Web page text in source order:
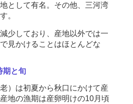
として有名。その他、三河湾
。
少しており、産地以外では一
見かけることはほとんどな
期と旬
）は初夏から秋口にかけて産
地の漁期は産卵明けの10月頃